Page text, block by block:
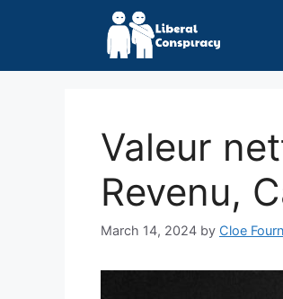
Valeur
Revenu,
March 14, 2024 by Cloe